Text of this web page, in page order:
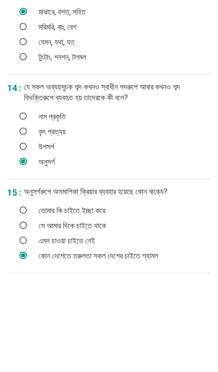
মাঝারে, বশত, সহিত
মরিমরি, বাঃ, বেশ
যেমন, যথা, যত
টুংটাং, শনশন, টলমল
14 : যে সকল অব্যয়সূচক শব্দ কখনও স্বাধীন পদরুপে আবার কখনও শব্দ
বিভক্তিরুপে ব্যবহৃত হয় তাদেরকে কী বলে?
নাম প্রকৃতি
কৃৎ প্রত্যয়
উপসর্গ
অনুসর্গ
15 : অনুসর্গরুপে অসমাপিকা ক্রিয়ার ব্যবহার হয়েছে কোন বাক্যে?
তোমার কি চাইতে ইচ্ছা করে
সে আমার দিকে চাইতে থাকে
এমন চাওয়া চাইতে নেই
কোন দেশেতে তরুলতা সকল দেশের চাইতে শ্যামল